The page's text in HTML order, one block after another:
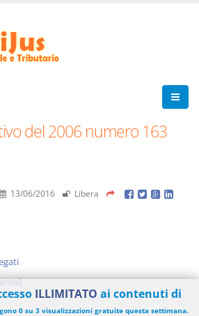
del 2006 numero 163
13/06/2016 Libera
ILLIMITATO ai contenuti di
0 su 3 visualizzazioni gratuite questa settimana.